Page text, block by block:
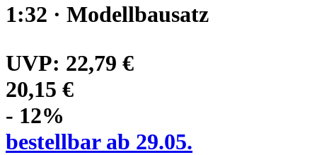
1:32 · Modellbausatz
UVP: 22,79 €
20,15 €
- 12%
bestellbar ab 29.05.